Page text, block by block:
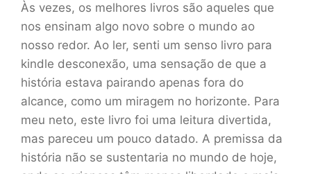
Às vezes, os melhores livros são aqueles que
nos ensinam algo novo sobre o mundo ao
nosso redor. Ao ler, senti um senso livro para
kindle desconexão, uma sensação de que a
história estava pairando apenas fora do
alcance, como um miragem no horizonte. Para
meu neto, este livro foi uma leitura divertida,
mas pareceu um pouco datado. A premissa da
história não se sustentaria no mundo de hoje,